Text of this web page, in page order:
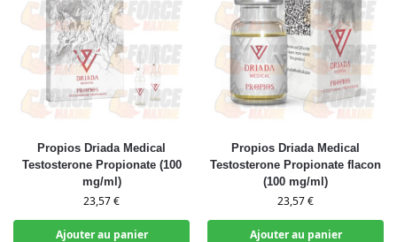
Propios Driada Medical
Testosterone Propionate (100
mg/ml)
23,57€
Ajouter au panier
Propios Driada Medical
Testosterone Propionate flacon
(100 mg/ml)
23,57€
Ajouter au panier